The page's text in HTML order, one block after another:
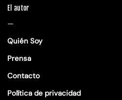
El autor
—
Quién Soy
Prensa
Contacto
Política de privacidad